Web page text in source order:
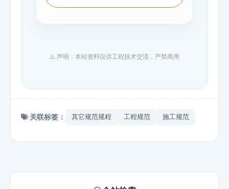
⚠️ 声明：本站资料仅供工程技术交流，严禁商用
关联标签： 其它规范规程 工程规范 施工规范